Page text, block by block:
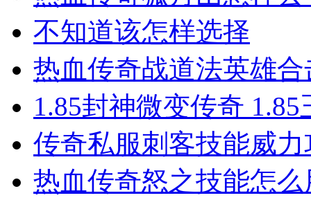
不知道该怎样选择
热血传奇战道法英雄
1.85封神微变传奇
传奇私服​刺客技能威
热血传奇怒之技能怎